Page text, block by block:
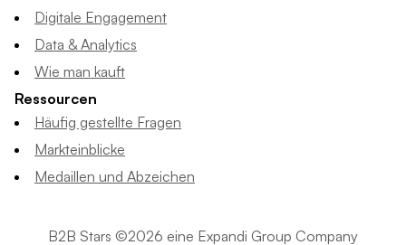
Digitale Engagement
Data & Analytics
Wie man kauft
Ressourcen
Häufig gestellte Fragen
Markteinblicke
Medaillen und Abzeichen
B2B Stars ©2026 eine Expandi Group Company